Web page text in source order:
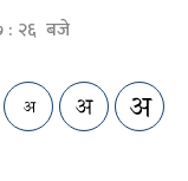
: २६ बजे